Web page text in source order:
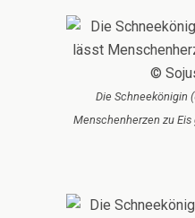
Die Schneekönigin
Menschenherzen zu